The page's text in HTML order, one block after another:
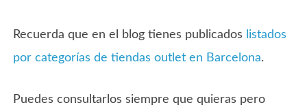
Recuerda que en el blog tienes publicados
listados
por categorías de tiendas outlet en Barcelona.
Puedes consultarlos siempre que quieras pero